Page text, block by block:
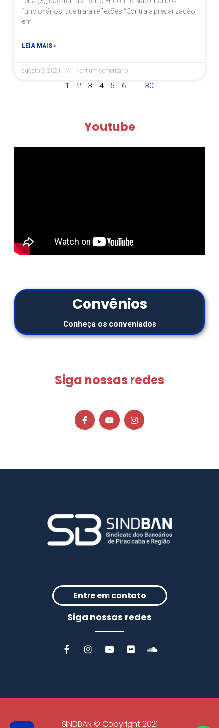
funcionários, que trará reflexões “Contra a precarização,
em
LEIA MAIS »
agosto 3, 2021 Nenhum comentário
1 2 3 4 5 6 … 30
Youtube
Convênios
Conheça os conveniados
Siga nossas redes
Entre em contato
Siga nossas redes
SINDBAN © Copyright 2021